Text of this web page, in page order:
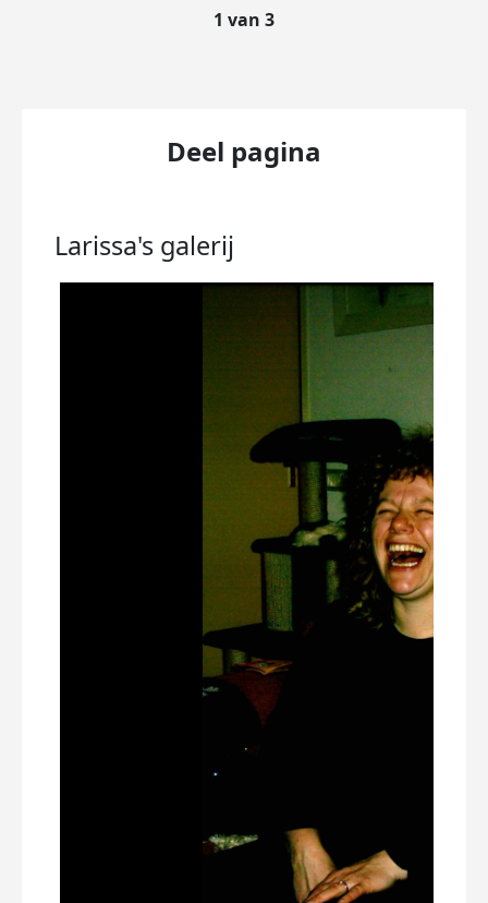
1 van 3
Deel pagina
Larissa's galerij